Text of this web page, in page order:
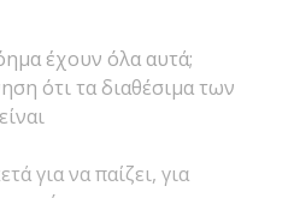
έχουν όλα αυτά;
ότι τα διαθέσιμα των
για να παίζει, για